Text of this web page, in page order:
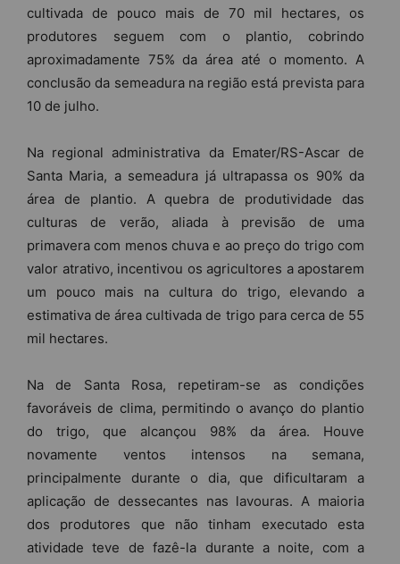
cultivada de pouco mais de 70 mil hectares, os
produtores seguem com o plantio, cobrindo
aproximadamente 75% da área até o momento. A
conclusão da semeadura na região está prevista para
10 de julho.
Na regional administrativa da Emater/RS-Ascar de
Santa Maria, a semeadura já ultrapassa os 90% da
área de plantio. A quebra de produtividade das
culturas de verão, aliada à previsão de uma
primavera com menos chuva e ao preço do trigo com
valor atrativo, incentivou os agricultores a apostarem
um pouco mais na cultura do trigo, elevando a
estimativa de área cultivada de trigo para cerca de 55
mil hectares.
Na de Santa Rosa, repetiram-se as condições
favoráveis de clima, permitindo o avanço do plantio
do trigo, que alcançou 98% da área. Houve
novamente ventos intensos na semana,
principalmente durante o dia, que dificultaram a
aplicação de dessecantes nas lavouras. A maioria
dos produtores que não tinham executado esta
atividade teve de fazê-la durante a noite, com a